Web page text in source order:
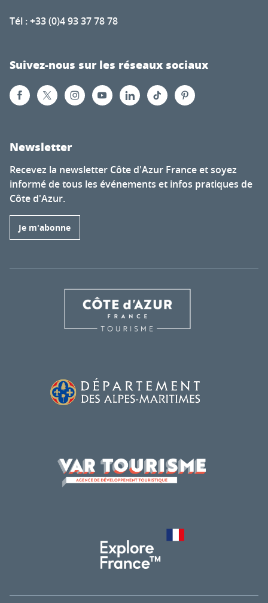
Tél : +33 (0)4 93 37 78 78
Suivez-nous sur les réseaux sociaux
Newsletter
Recevez la newsletter Côte d'Azur France et soyez
informé de tous les événements et infos pratiques de
Côte d'Azur.
Je m'abonne